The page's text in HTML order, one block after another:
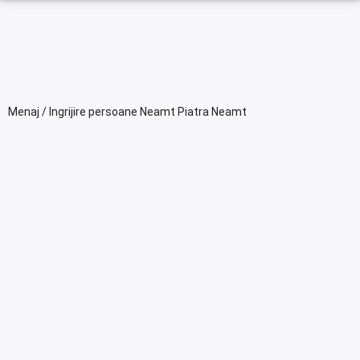
Menaj / Ingrijire persoane Neamt Piatra Neamt